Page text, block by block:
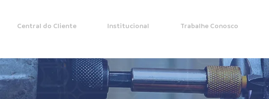
Central do Cliente Institucional Trabalhe Conosco